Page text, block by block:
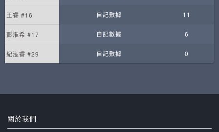
王睿 #16 自記數據 11
彭淮希 #17 自記數據 6
紀泓睿 #29 自記數據 0
關於我們